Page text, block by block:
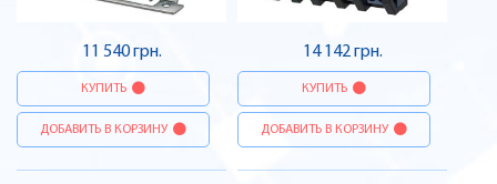
11 540 грн.
КУПИТЬ
ДОБАВИТЬ В КОРЗИНУ
14 142 грн.
КУПИТЬ
ДОБАВИТЬ В КОРЗИНУ